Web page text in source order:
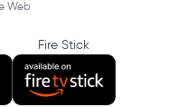
Web
Fire Stick